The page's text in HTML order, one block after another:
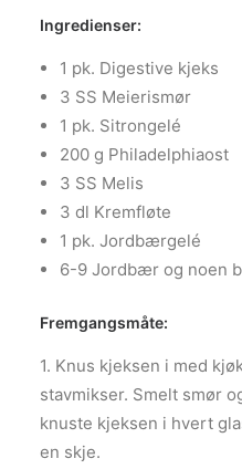
Ingredienser:
1 pk. Digestive kjeks
3 SS Meierismør
1 pk. Sitrongelé
200 g Philadelphiaost
3 SS Melis
3 dl Kremfløte
1 pk. Jordbærgelé
6-9 Jordbær og noen
Fremgangsmåte:
1. Knus kjeksen i med
stavmikser. Smelt smør
knuste kjeksen i hvert
en skje.